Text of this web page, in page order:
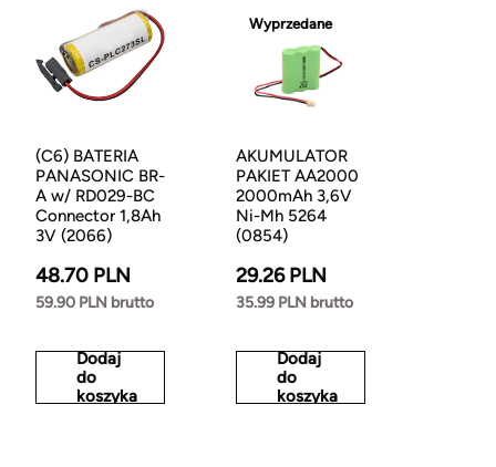
(C6) BATERIA
PANASONIC BR-
A w/ RD029-BC
Connector 1,8Ah
3V (2066)
48.70 PLN
59.90 PLN brutto
Dodaj
do
koszyka
Wyprzedane
AKUMULATOR
PAKIET AA2000
2000mAh 3,6V
Ni-Mh 5264
(0854)
29.26 PLN
35.99 PLN brutto
Dodaj
do
koszyka